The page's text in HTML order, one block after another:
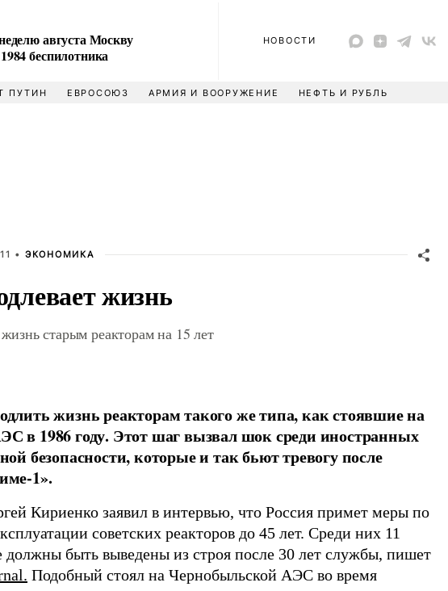
августа Москву
беспилотника
НОВОСТИ
ПУТИН ЕВРОСОЮЗ АРМИЯ И ВООРУЖЕНИЕ НЕФТЬ И РУБЛЬ
• ЭКОНОМИКА
жизнь
старым реакторам на 15 лет
жизнь реакторам такого же типа, как стоявшие на
в 1986 году. Этот шаг вызвал шок среди иностранных
безопасности, которые и так бьют тревогу после
1».
Кириенко заявил в интервью, что Россия примет меры по
советских реакторов до 45 лет. Среди них 11
должны быть выведены из строя после 30 лет службы, пишет
Подобный стоял на Чернобыльской АЭС во время